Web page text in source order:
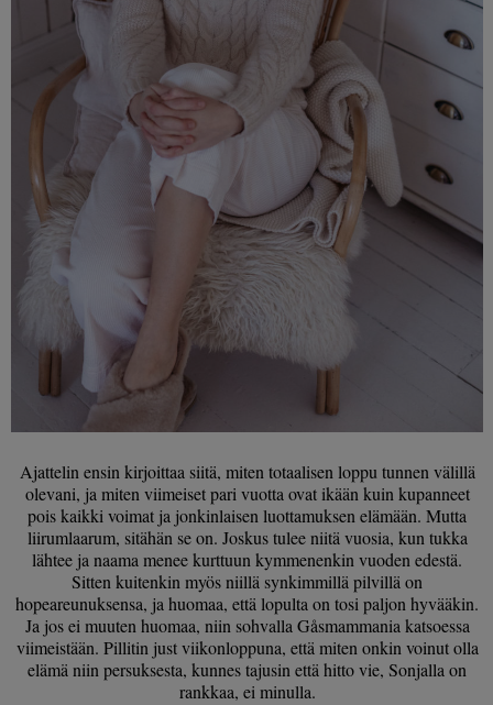
Ajattelin ensin kirjoittaa siitä, miten totaalisen loppu tunnen välillä
olevani, ja miten viimeiset pari vuotta ovat ikään kuin kupanneet
pois kaikki voimat ja jonkinlaisen luottamuksen elämään. Mutta
liirumlaarum, sitähän se on. Joskus tulee niitä vuosia, kun tukka
lähtee ja naama menee kurttuun kymmenenkin vuoden edestä.
Sitten kuitenkin myös niillä synkimmillä pilvillä on
hopeareunuksensa, ja huomaa, että lopulta on tosi paljon hyvääkin.
Ja jos ei muuten huomaa, niin sohvalla Gåsmammania katsoessa
viimeistään. Pillitin just viikonloppuna, että miten onkin voinut olla
elämä niin persuksesta, kunnes tajusin että hitto vie, Sonjalla on
rankkaa, ei minulla.